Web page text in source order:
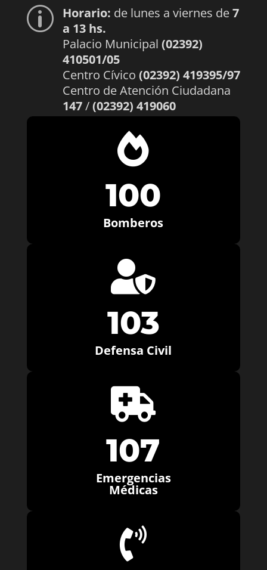
p Horario: de lunes a viernes de7
a 13 hs.
Palacio Municipal (02392)
410501/05
Centro Cívico (02392) 419395/97
Centro de Atención Ciudadana
147/(02392) 419060

100
Bomberos

103
Defensa Civil

107
Emergencias
Médicas
